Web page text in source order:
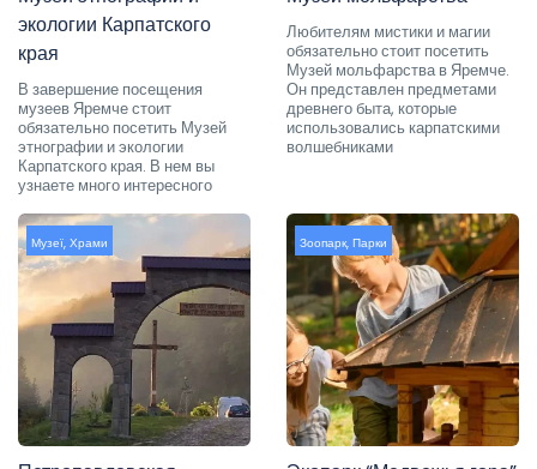
экологии Карпатского
края
В завершение посещения
музеев Яремче стоит
обязательно посетить Музей
этнографии и экологии
Карпатского края. В нем вы
узнаете много интересного
Любителям мистики и магии
обязательно стоит посетить
Музей мольфарства в Яремче.
Он представлен предметами
древнего быта, которые
использовались карпатскими
волшебниками
Музеї, Храми Зоопарк, Парки